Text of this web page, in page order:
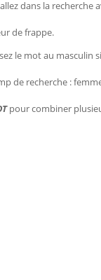
dans la recherche
de frappe.
le mot au masculin
de recherche :
pour combiner